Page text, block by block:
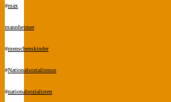
#max
mannheimer
#menschenskinder
#Nationalsozialismus
#nationalsozialisten